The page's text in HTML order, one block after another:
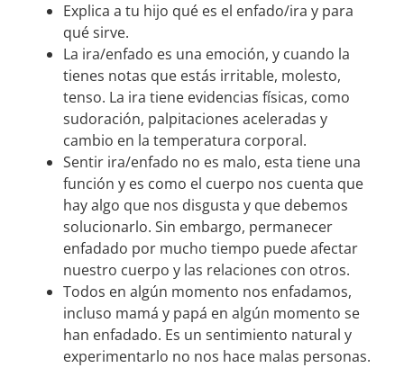
Explica a tu hijo qué es el enfado/ira y para
qué sirve.
La ira/enfado es una emoción, y cuando la
tienes notas que estás irritable, molesto,
tenso. La ira tiene evidencias físicas, como
sudoración, palpitaciones aceleradas y
cambio en la temperatura corporal.
Sentir ira/enfado no es malo, esta tiene una
función y es como el cuerpo nos cuenta que
hay algo que nos disgusta y que debemos
solucionarlo. Sin embargo, permanecer
enfadado por mucho tiempo puede afectar
nuestro cuerpo y las relaciones con otros.
Todos en algún momento nos enfadamos,
incluso mamá y papá en algún momento se
han enfadado. Es un sentimiento natural y
experimentarlo no nos hace malas personas.